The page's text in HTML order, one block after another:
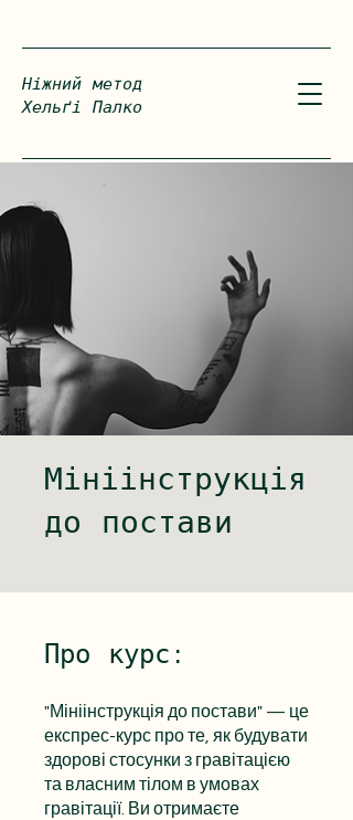
Ніжний метод
Хельґі Палко
Мініінструкція
до постави
Про курс:
"Мініінструкція до постави" — це
експрес-курс про те, як будувати
здорові стосунки з гравітацією
та власним тілом в умовах
гравітації. Ви отримаєте